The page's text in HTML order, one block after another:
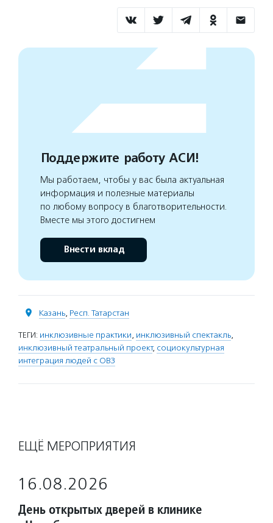
Поддержите работу АСИ!
Мы работаем, чтобы у вас была актуальная
информация и полезные материалы
по любому вопросу в благотворительности.
Вместе мы этого достигнем
Внести вклад
Казань, Респ. Татарстан
ТЕГИ: инклюзивные практики, инклюзивный спектакль,
инклюзивный театральный проект, социокультурная
интеграция людей с ОВЗ
ЕЩЁ МЕРОПРИЯТИЯ
16.08.2026
День открытых дверей в клинике